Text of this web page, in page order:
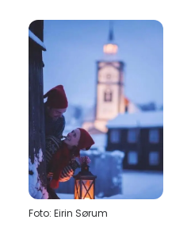
Foto: Eirin Sørum